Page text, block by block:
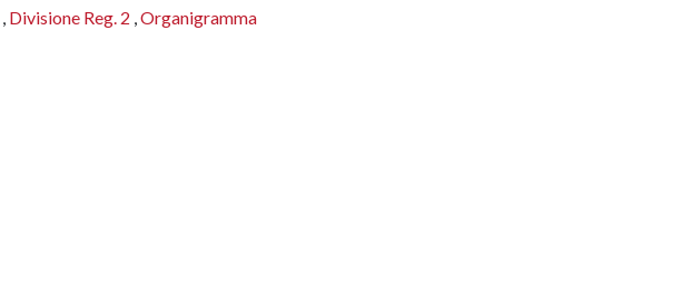
Divisione Reg. 2 Organigramma